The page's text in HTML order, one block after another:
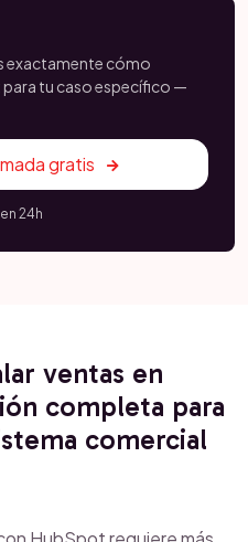
exactamente cómo
tu caso específico —
gratis
24h
ventas en
completa para
comercial